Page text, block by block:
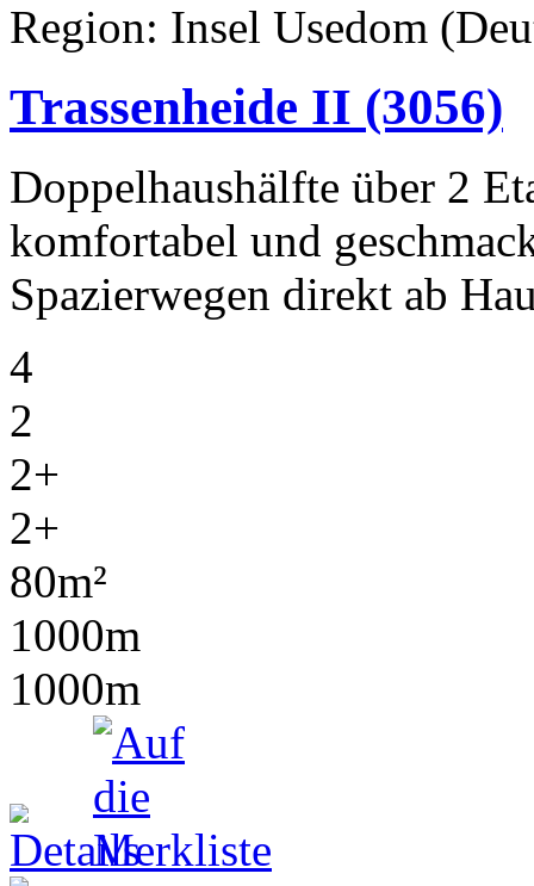
Region: Insel Usedom
Trassenheide II (3056)
Doppelhaushälfte über 2
komfortabel und
Spazierwegen direkt ab
4
2
2+
2+
80m²
1000m
1000m